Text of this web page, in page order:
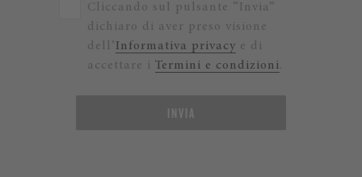
Cliccando sul pulsante “Invia”
dichiaro di aver preso visione
dell’Informativa privacy e di
accettare i Termini e condizioni.
INVIA